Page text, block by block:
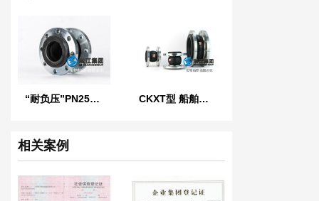
“耐负压”PN25橡胶接头 CKXT型 船舶可曲挠单球橡胶接头
相关案例